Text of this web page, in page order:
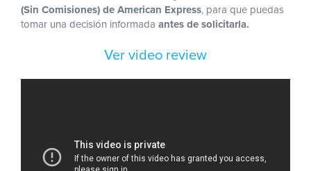
(Sin Comisiones) de American Express, para que puedas
tomar una decisión informada antes de solicitarla.
Ver video review